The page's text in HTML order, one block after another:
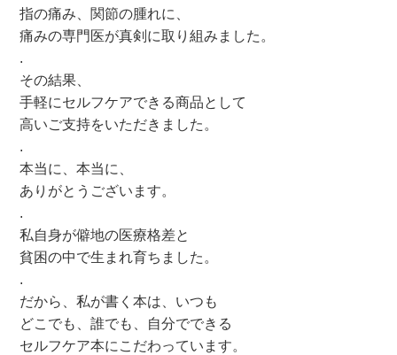
指の痛み、関節の腫れに、
痛みの専門医が真剣に取り組みました。
.
その結果、
手軽にセルフケアできる商品として
高いご支持をいただきました。
.
本当に、本当に、
ありがとうございます。
.
私自身が僻地の医療格差と
貧困の中で生まれ育ちました。
.
だから、私が書く本は、いつも
どこでも、誰でも、自分でできる
セルフケア本にこだわっています。